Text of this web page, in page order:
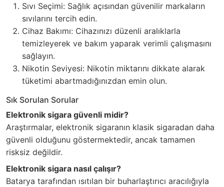
Sıvı Seçimi: Sağlık açısından güvenilir markaların
sıvılarını tercih edin.
Cihaz Bakımı: Cihazınızı düzenli aralıklarla
temizleyerek ve bakım yaparak verimli çalışmasını
sağlayın.
Nikotin Seviyesi: Nikotin miktarını dikkate alarak
tüketimi abartmadığınızdan emin olun.
Sık Sorulan Sorular
Elektronik sigara güvenli midir?
Araştırmalar, elektronik sigaranın klasik sigaradan daha
güvenli olduğunu göstermektedir, ancak tamamen
risksiz değildir.
Elektronik sigara nasıl çalışır?
Batarya tarafından ısıtılan bir buharlaştırıcı aracılığıyla